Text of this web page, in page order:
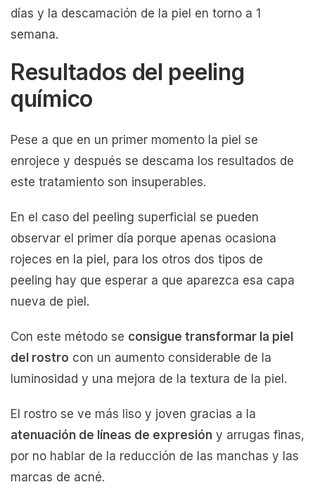
días y la descamación de la piel en torno a 1
semana.
Resultados del peeling
químico
Pese a que en un primer momento la piel se
enrojece y después se descama los resultados de
este tratamiento son insuperables.
En el caso del peeling superficial se pueden
observar el primer día porque apenas ocasiona
rojeces en la piel, para los otros dos tipos de
peeling hay que esperar a que aparezca esa capa
nueva de piel.
Con este método se consigue transformar la piel
del rostro con un aumento considerable de la
luminosidad y una mejora de la textura de la piel.
El rostro se ve más liso y joven gracias a la
atenuación de líneas de expresión y arrugas finas,
por no hablar de la reducción de las manchas y las
marcas de acné.